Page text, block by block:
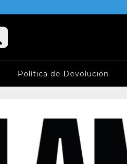
Política de Devolución